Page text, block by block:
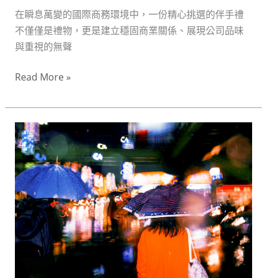
在瞬息萬變的國際商務環境中，一份精心挑選的伴手禮
不僅僅是禮物，更是建立穩固商業關係、展現公司品味
與重視的無聲
禮
專
業
品
味
深
層
價
值
Read More »
機
場
到
家：
台
灣
伴
手